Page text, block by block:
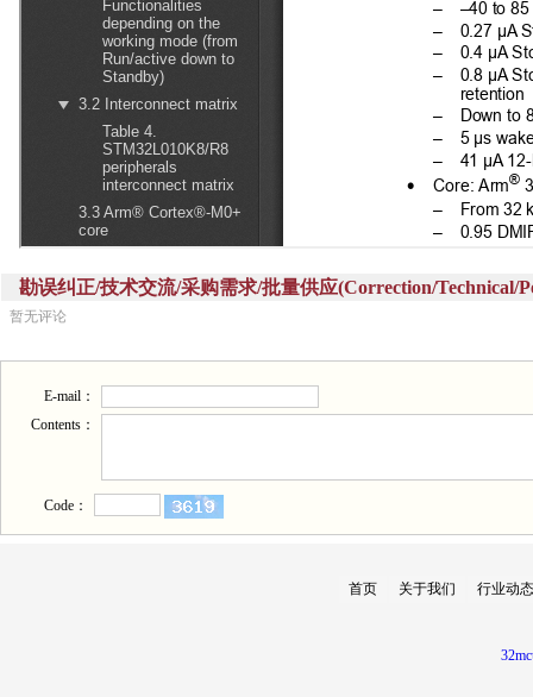
勘误纠正/技术交流/采购需求/批量供应(Correction/Technical/
暂无评论
E-mail：
Contents：
Code：
首页 关于我们 行业动态